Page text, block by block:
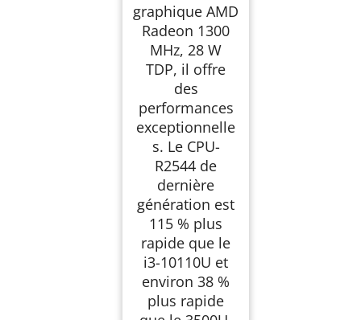
graphique АMD
Radeon 1300
MHz, 28 W
TDP, il offre
des
performances
exceptionnelle
s. Le CPU-
R2544 de
dernière
génération est
115 % plus
rapide que le
i3-10110U et
environ 38 %
plus rapide